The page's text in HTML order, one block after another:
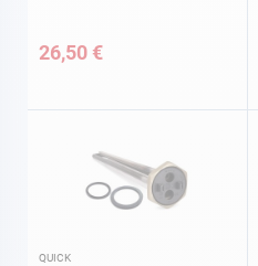
26,50 €
QUICK